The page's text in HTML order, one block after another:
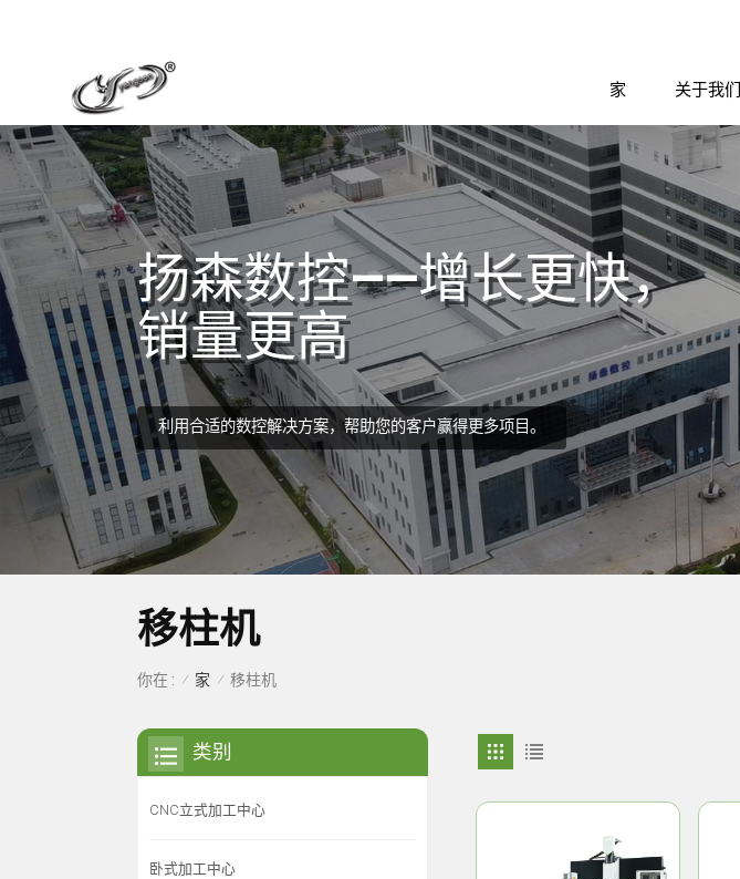
家 关于我们
扬森数控——增长更快，
销量更高
利用合适的数控解决方案，帮助您的客户赢得更多项目。
移柱机
你在 : / 家 / 移柱机
类别
CNC立式加工中心
卧式加工中心